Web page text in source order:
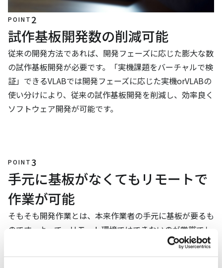
POINT 2
試作基板開発数の削減可能
従来の開発方法であれば、開発フェーズに応じた膨大な数
の試作基板開発が必要です。「実機課題をバーチャルで検
証」できるVLABでは開発フェーズに応じた実機orVLABの
使い分けにより、従来の試作基板開発を削減し、効率良く
ソフトウェア開発が可能です。
POINT 3
手元に基板がなくてもリモートで
作業が可能
そもそも開発作業とは、本来作業者の手元に基板が要るも
のです。よって、リモート環境ではできないのが常識でし
た。VLABは「実機課題をバーチャルで検証」できるの
で、リモートでソフトウェア開発を進めることが可能で